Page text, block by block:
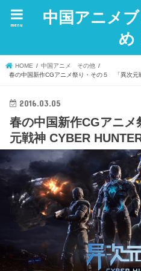
中国アニメ
め
menu
HOME
中国アニメ その他
春の中国新作CGアニメ祭り・その５ 「異次元
2016.03.05
春の中国新作CGアニ
元戦神 CYBER HUNTER